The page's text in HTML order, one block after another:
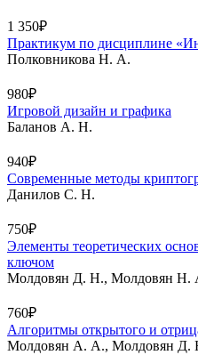
1 350₽
Практикум по дисциплине
Полковникова Н. А.
980₽
Игровой дизайн и графика
Баланов А. Н.
940₽
Современные методы
Данилов С. Н.
750₽
Элементы теоретических
ключом
Молдовян Д. Н., Молдовян Н.
760₽
Алгоритмы открытого и
Молдовян А. А., Молдовян Д.